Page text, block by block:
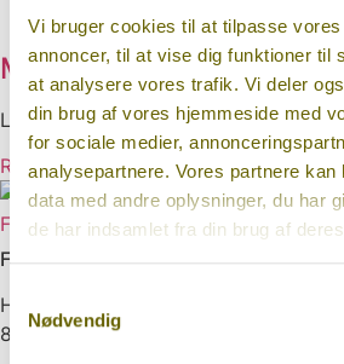
Vi bruger cookies til at tilpasse vores
annoncer, til at vise dig funktioner til
at analysere vores trafik. Vi deler
din brug af vores hjemmeside med
for sociale medier,
analysepartnere. Vores partnere kan
data med andre oplysninger, du har
de har indsamlet fra din brug af
Nødvendig
Mere overskud og
Louise fik løst sine udfordringer med
Read More
Facebook Instagram
Find os
Hovedgaden 52
8860 Ulstrup